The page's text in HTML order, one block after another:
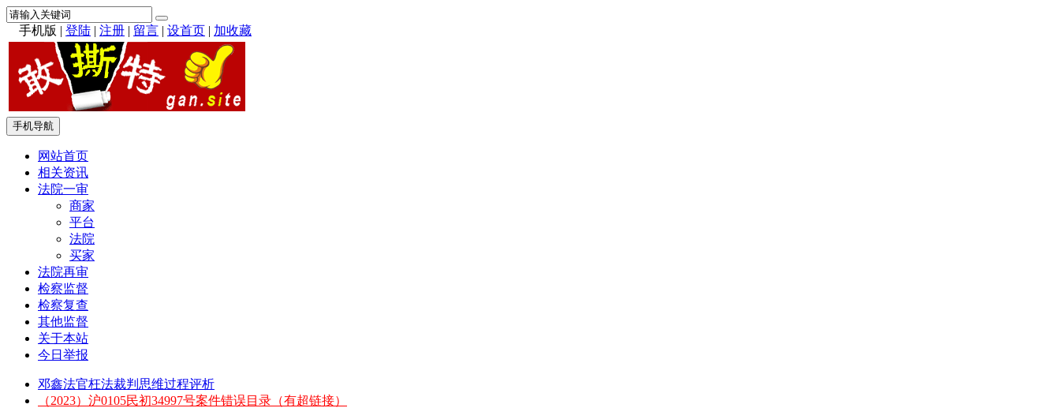
手机版 | 登陆 | 注册 | 留言 | 设首页 | 加收藏
手机导航
网站首页
相关资讯
法院一审
商家
平台
法院
买家
法院再审
检察监督
检察复查
其他监督
关于本站
今日举报
邓鑫法官枉法裁判思维过程评析
（2023）沪0105民初34997号案件错误目录（有超链接）